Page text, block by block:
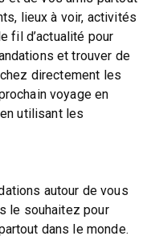
lieux à voir, activités
fil d’actualité pour
et trouver de
directement les
voyage en
utilisant les
autour de vous
le souhaitez pour
dans le monde.